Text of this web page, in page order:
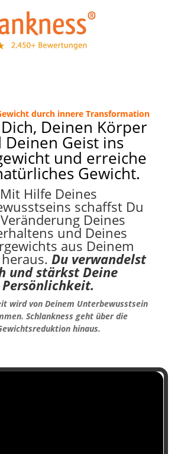
durch innere Transformation
Deinen Körper
Deinen Geist ins
und erreiche
Gewicht.
Mit Hilfe Deines
schaffst Du
Deines
und Deines
aus Deinem
Du verwandelst
und stärkst Deine
Persönlichkeit.
wird von Deinem Unterbewusstsein
Schlankness geht über die
hinaus.